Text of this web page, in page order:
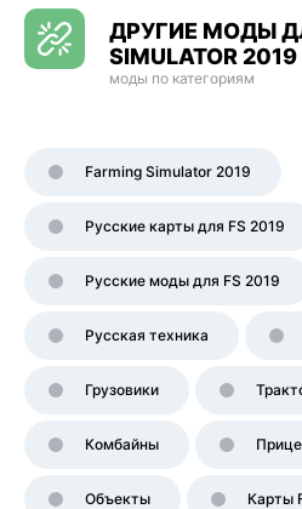
ДРУГИЕ МОДЫ
SIMULATOR 2019
моды по категориям
Farming Simulator 2019
Русские карты для FS 2019
Русские моды для FS 2019
Русская техника
Грузовики
Комбайны
Объекты Карты